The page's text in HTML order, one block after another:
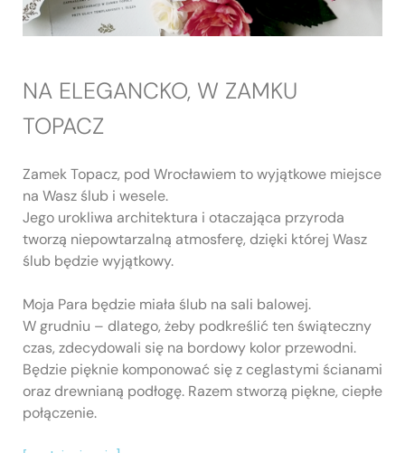
NA ELEGANCKO, W ZAMKU
TOPACZ
Zamek Topacz, pod Wrocławiem to wyjątkowe miejsce
na Wasz ślub i wesele.
Jego urokliwa architektura i otaczająca przyroda
tworzą niepowtarzalną atmosferę, dzięki której Wasz
ślub będzie wyjątkowy.
Moja Para będzie miała ślub na sali balowej.
W grudniu – dlatego, żeby podkreślić ten świąteczny
czas, zdecydowali się na bordowy kolor przewodni.
Będzie pięknie komponować się z ceglastymi ścianami
oraz drewnianą podłogę. Razem stworzą piękne, ciepłe
połączenie.